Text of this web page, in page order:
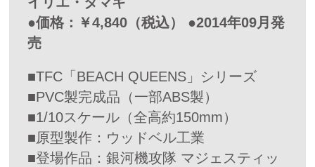
●価格：￥4,840（税込） ●2014年09月発
売
■TFC「BEACH QUEENS」シリーズ
■PVC製完成品（一部ABS製）
■1/10スケール（全高約150mm）
■原型製作：ウッドベル工業
■登場作品：銀河機攻隊 マジェスティッ